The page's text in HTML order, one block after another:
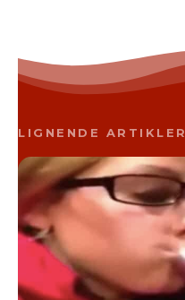
LIGNENDE ARTIKLER